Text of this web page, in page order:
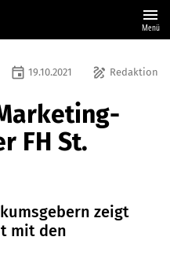
menu
Menü
draw Redaktion
event 19.10.2021
FH St.
zeigt
mit den